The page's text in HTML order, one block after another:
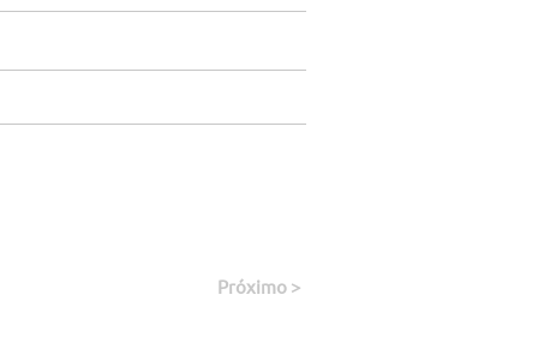
Próximo >